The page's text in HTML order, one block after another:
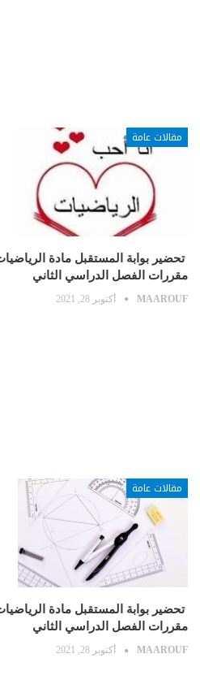
مقالات عامة
مقررات الفصل الدراسي الثاني
MAAROUF أكتوبر 28, 2021
مقالات عامة
مقررات الفصل الدراسي الثاني
MAAROUF أكتوبر 28, 2021